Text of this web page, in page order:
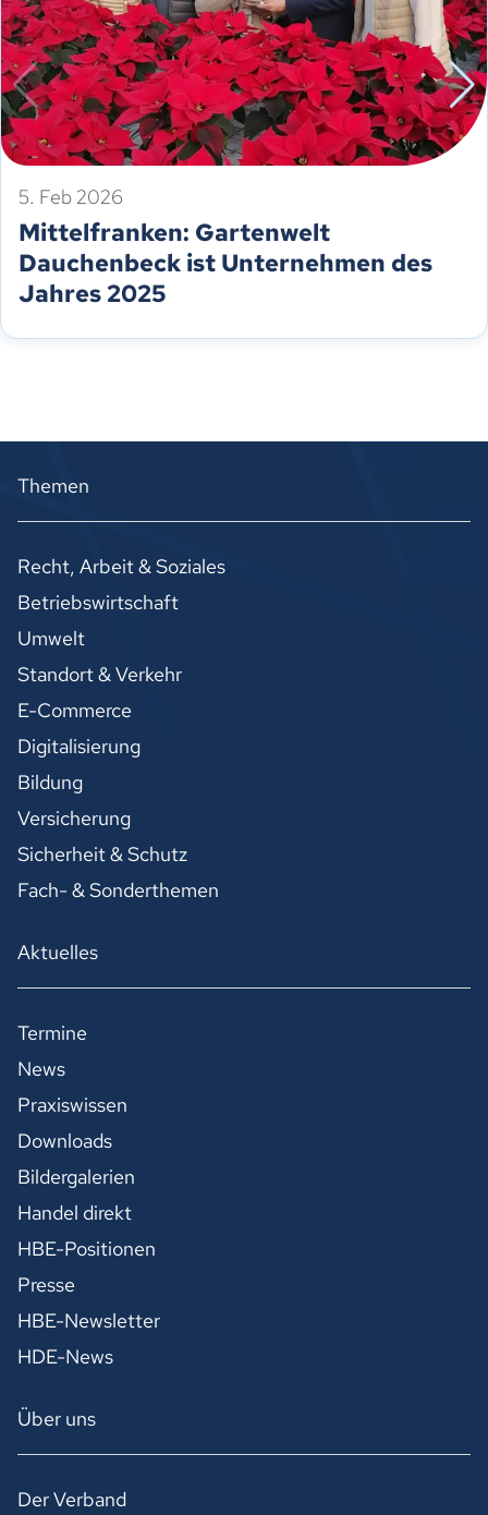
5. Feb 2026
Mittelfranken: Gartenwelt
Dauchenbeck ist Unternehmen des
Jahres 2025
Themen
Recht, Arbeit & Soziales
Betriebswirtschaft
Umwelt
Standort & Verkehr
E-Commerce
Digitalisierung
Bildung
Versicherung
Sicherheit & Schutz
Fach- & Sonderthemen
Aktuelles
Termine
News
Praxiswissen
Downloads
Bildergalerien
Handel direkt
HBE-Positionen
Presse
HBE-Newsletter
HDE-News
Über uns
Der Verband